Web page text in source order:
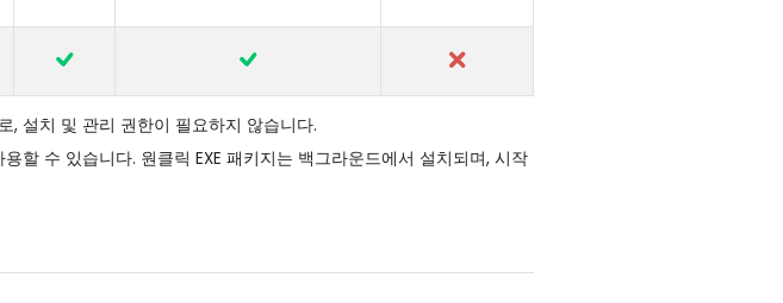
, 설치 및 관리 권한이 필요하지 않습니다.
수 있습니다. 원클릭 EXE 패키지는 백그라운드에서 설치되며, 시작